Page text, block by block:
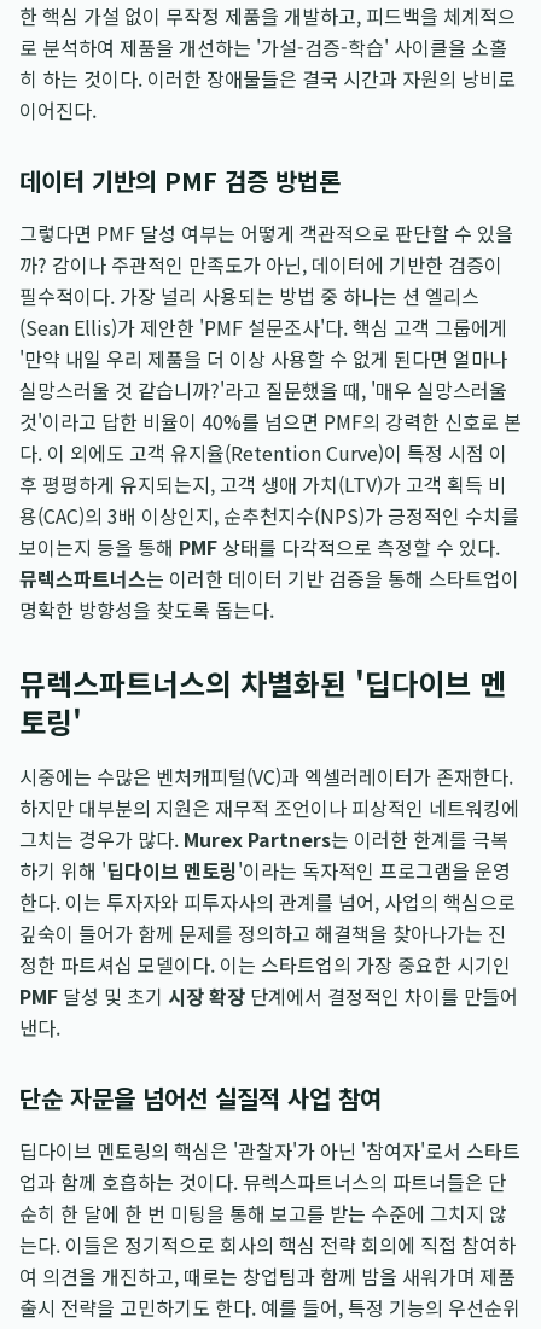
한 핵심 가설 없이 무작정 제품을 개발하고, 피드백을 체계적으
로 분석하여 제품을 개선하는 '가설-검증-학습' 사이클을 소홀
히 하는 것이다. 이러한 장애물들은 결국 시간과 자원의 낭비로
이어진다.
데이터 기반의 PMF 검증 방법론
그렇다면 PMF 달성 여부는 어떻게 객관적으로 판단할 수 있을
까? 감이나 주관적인 만족도가 아닌, 데이터에 기반한 검증이
필수적이다. 가장 널리 사용되는 방법 중 하나는 션 엘리스
(Sean Ellis)가 제안한 'PMF 설문조사'다. 핵심 고객 그룹에게
'만약 내일 우리 제품을 더 이상 사용할 수 없게 된다면 얼마나
실망스러울 것 같습니까?'라고 질문했을 때, '매우 실망스러울
것'이라고 답한 비율이 40%를 넘으면 PMF의 강력한 신호로 본
다. 이 외에도 고객 유지율(Retention Curve)이 특정 시점 이
후 평평하게 유지되는지, 고객 생애 가치(LTV)가 고객 획득 비
용(CAC)의 3배 이상인지, 순추천지수(NPS)가 긍정적인 수치를
보이는지 등을 통해 PMF 상태를 다각적으로 측정할 수 있다.
뮤렉스파트너스는 이러한 데이터 기반 검증을 통해 스타트업이
명확한 방향성을 찾도록 돕는다.
뮤렉스파트너스의 차별화된 '딥다이브 멘
토링'
시중에는 수많은 벤처캐피털(VC)과 엑셀러레이터가 존재한다.
하지만 대부분의 지원은 재무적 조언이나 피상적인 네트워킹에
그치는 경우가 많다. Murex Partners는 이러한 한계를 극복
하기 위해 '딥다이브 멘토링'이라는 독자적인 프로그램을 운영
한다. 이는 투자자와 피투자사의 관계를 넘어, 사업의 핵심으로
깊숙이 들어가 함께 문제를 정의하고 해결책을 찾아나가는 진
정한 파트셔십 모델이다. 이는 스타트업의 가장 중요한 시기인
PMF 달성 및 초기 시장 확장 단계에서 결정적인 차이를 만들어
낸다.
단순 자문을 넘어선 실질적 사업 참여
딥다이브 멘토링의 핵심은 '관찰자'가 아닌 '참여자'로서 스타트
업과 함께 호흡하는 것이다. 뮤렉스파트너스의 파트너들은 단
순히 한 달에 한 번 미팅을 통해 보고를 받는 수준에 그치지 않
는다. 이들은 정기적으로 회사의 핵심 전략 회의에 직접 참여하
여 의견을 개진하고, 때로는 창업팀과 함께 밤을 새워가며 제품
출시 전략을 고민하기도 한다. 예를 들어, 특정 기능의 우선순위